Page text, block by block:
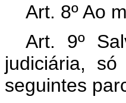
Art. 8º Ao
Art. 9º
judiciária,
seguintes